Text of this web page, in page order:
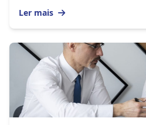
Ler mais